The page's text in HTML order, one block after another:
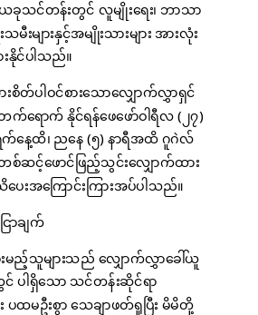
ခုသင်တန်းတွင် လူမျိုးရေး၊ ဘာသာ
မီးများနှင့်အမျိုးသားများ အားလုံး
နိုင်ပါသည်။
တ်ပါဝင်စားသောလျှောက်လွှာရှင်
က်ရောက် နိုင်ရန်‌ဖေဖော်ဝါရီလ (၂၇)
နေ့ထိ၊ ညနေ (၅) နာရီအထိ ဂူဂဲလ်
စ်ဆင့်ဖောင်ဖြည့်သွင်းလျှောက်ထား
ပေးအကြောင်းကြားအပ်ပါသည်။
ာချက်
မည့်သူများသည် လျှောက်လွှာခေါ်ယူ
ပါရှိသော သင်တန်းဆိုင်ရာ
ပထမဦးစွာ သေချာဖတ်ရှုပြီး မိမိတို့